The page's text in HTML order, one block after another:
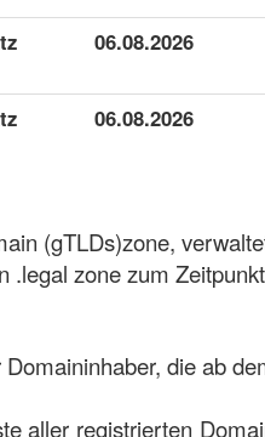
06.08.2026
06.08.2026
(gTLDs)zone,
zone zum
die ab
aller registrierten